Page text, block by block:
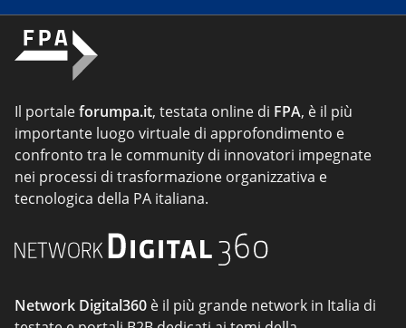
Il portaleforumpa.it, testata online di FPA, è il più
importante luogo virtuale di approfondimento e
confronto tra le community di innovatori impegnate
nei processi di trasformazione organizzativa e
tecnologica della PA italiana.
Network Digital360 è il più grande network in Italia di